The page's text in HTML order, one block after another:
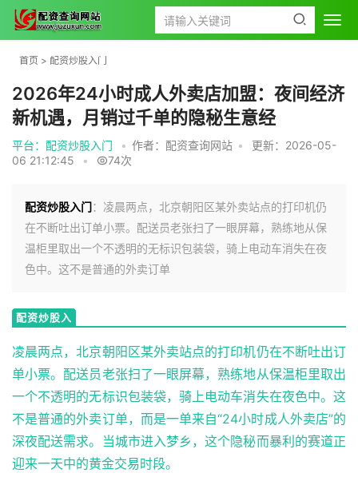
首页 > 配资炒股入门
2026年24小时成人外卖店加盟：夜间经济
新机遇，月销过千单的隐秘生意经
平台：配资炒股入门 • 作者：配资查询网站 •
更新：2026-05-
06 21:12:45
• 74次
配资炒股入门：凌晨两点，北京朝阳区某外卖站点的打印机仍
在不断吐出订单小票。配送员老张扫了一眼屏幕，熟练地从保
温柜里取出一个不透明的无标识包装袋，骑上电动车消失在夜
色中。这不是普通的外卖订单
配资炒股入
凌晨两点，北京朝阳区某外卖站点的打印机仍在不断吐出订
单小票。配送员老张扫了一眼屏幕，熟练地从保温柜里取出
一个不透明的无标识包装袋，骑上电动车消失在夜色中。这
不是普通的外卖订单，而是一单来自“24小时成人外卖店”的
深夜配送需求。当城市进入梦乡，这个隐秘而暴利的赛道正
迎来一天中的黄金交易时段。